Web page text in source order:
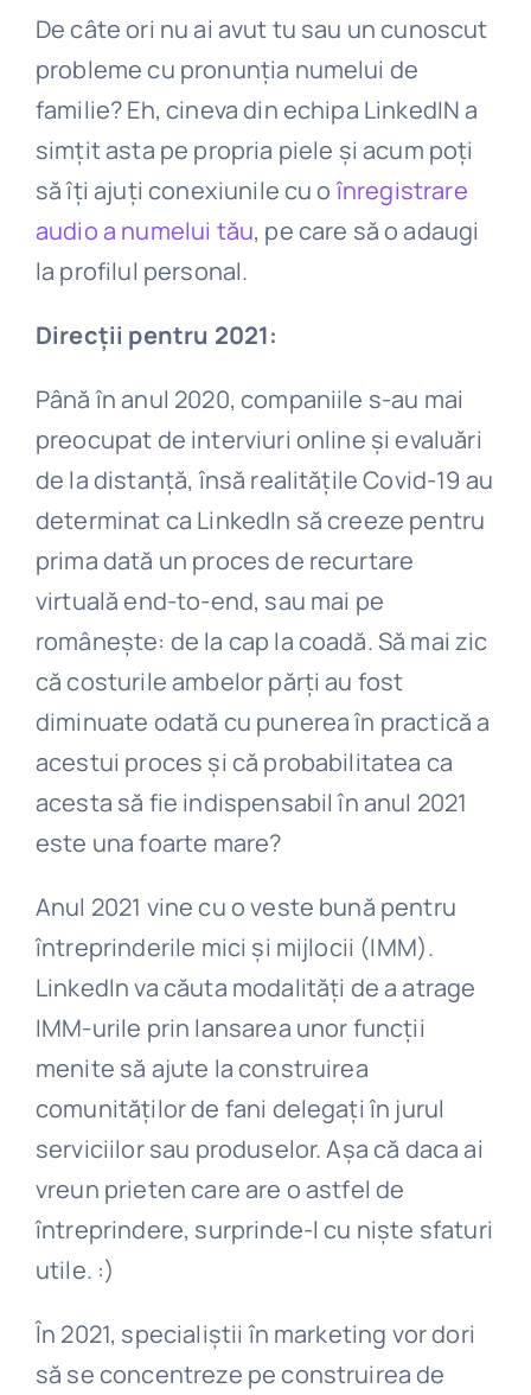
De câte ori nu ai avut tu sau un cunoscut
probleme cu pronunția numelui de
familie? Eh, cineva din echipa LinkedIN a
simțit asta pe propria piele și acum poți
să îți ajuți conexiunile cu oînregistrare
audio a numelui tău, pe care să o adaugi
la profilul personal.
Direcții pentru 2021:
Până în anul 2020, companiile s-au mai
preocupat de interviuri online și evaluări
de la distanță, însă realitățile Covid-19 au
determinat ca LinkedIn să creeze pentru
prima dată un proces de recurtare
virtuală end-to-end, sau mai pe
românește: de la cap la coadă. Să mai zic
că costurile ambelor părți au fost
diminuate odată cu punerea în practică a
acestui proces și că probabilitatea ca
acesta să fie indispensabil în anul 2021
este una foarte mare?
Anul 2021 vine cu o veste bună pentru
întreprinderile mici și mijlocii (IMM).
LinkedIn va căuta modalități de a atrage
IMM-urile prin lansarea unor funcții
menite să ajute la construirea
comunităților de fani delegați în jurul
serviciilor sau produselor. Așa că daca ai
vreun prieten care are o astfel de
întreprindere, surprinde-l cu niște sfaturi
utile. :)
În 2021, specialiștii în marketing vor dori
să se concentreze pe construirea de